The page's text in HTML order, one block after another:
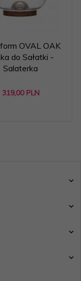
OVAL OAK
do Sałatki -
Salaterka
319,00 PLN